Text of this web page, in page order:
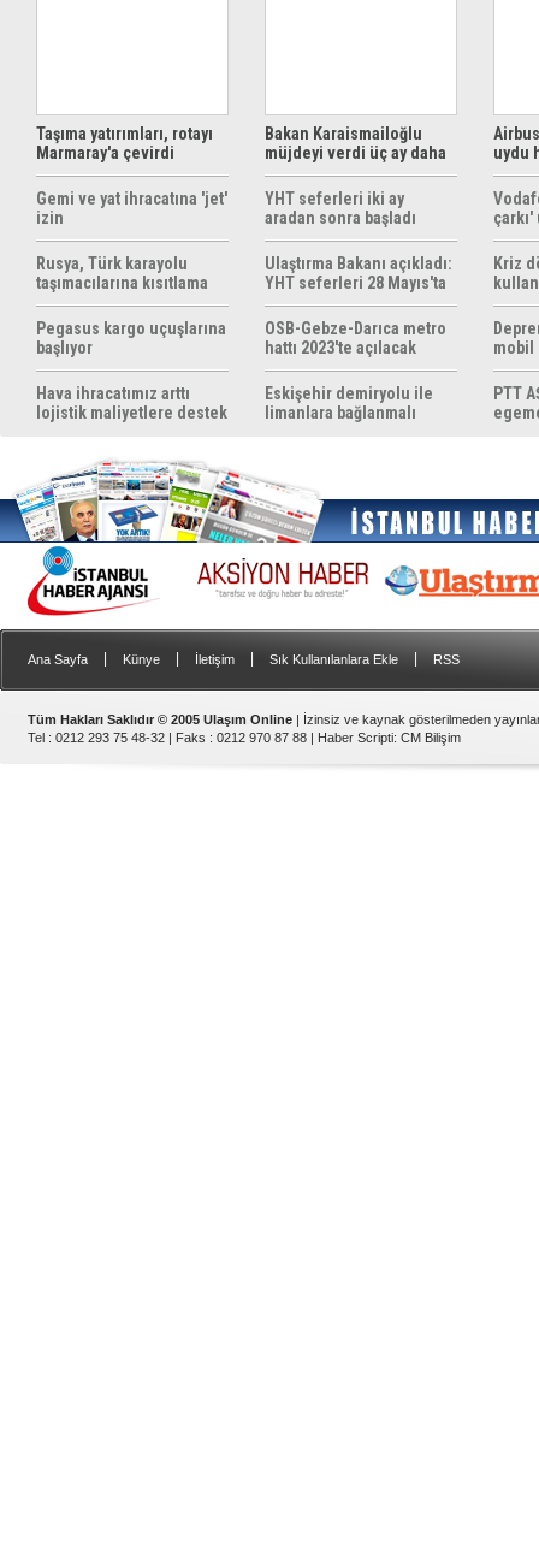
Taşıma yatırımları, rotayı
Marmaray'a çevirdi
Gemi ve yat ihracatına 'jet'
izin
Rusya, Türk karayolu
taşımacılarına kısıtlama
getirebilir
Pegasus kargo uçuşlarına
başlıyor
Hava ihracatımız arttı
lojistik maliyetlere destek
Bakan Karaismailoğlu
müjdeyi verdi üç ay daha
ücretsiz
YHT seferleri iki ay
aradan sonra başladı
Ulaştırma Bakanı açıkladı:
YHT seferleri 28 Mayıs'ta
başlıyor
OSB-Gebze-Darıca metro
hattı 2023'te açılacak
Eskişehir demiryolu ile
limanlara bağlanmalı
uydu
Kriz
mobil
PTT
Ana Sayfa Künye İletişim Sık Kullanılanlara Ekle RSS
Tüm Hakları Saklıdır © 2005 Ulaşım Online | İzinsiz ve kaynak gösterilmeden
Tel : 0212 293 75 48-32 | Faks : 0212 970 87 88 | Haber Scripti: CM Bilişim